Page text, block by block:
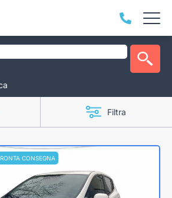
Filtra
CONSEGNA